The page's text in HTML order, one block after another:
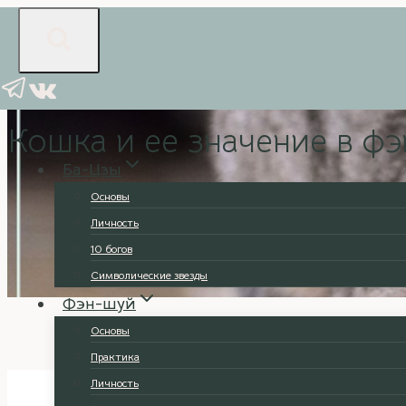
содержимому
Ба-Цзы
Основы
Личность
10 богов
Символические звезды
Фэн-шуй
Основы
Практика
Личность
Талисманы
Кошка и ее значение в